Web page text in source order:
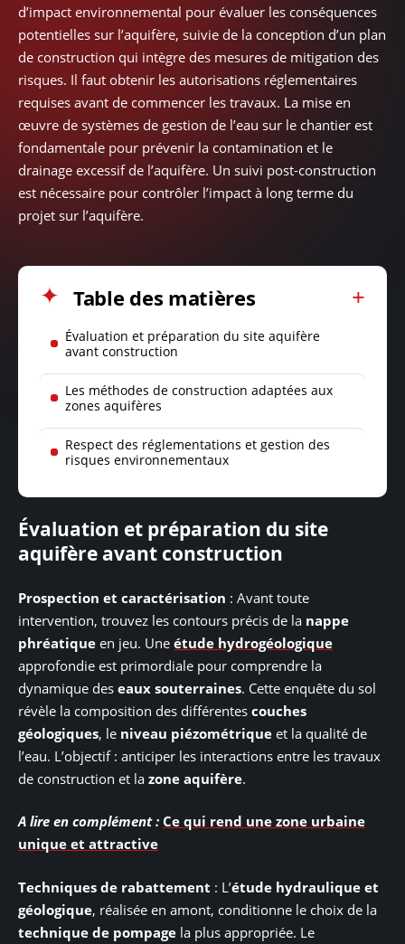
d’impact environnemental pour évaluer les conséquences
potentielles sur l’aquifère, suivie de la conception d’un plan
de construction qui intègre des mesures de mitigation des
risques. Il faut obtenir les autorisations réglementaires
requises avant de commencer les travaux. La mise en
œuvre de systèmes de gestion de l’eau sur le chantier est
fondamentale pour prévenir la contamination et le
drainage excessif de l’aquifère. Un suivi post-construction
est nécessaire pour contrôler l’impact à long terme du
projet sur l’aquifère.
Table des matières
Évaluation et préparation du site aquifère
avant construction
Les méthodes de construction adaptées aux
zones aquifères
Respect des réglementations et gestion des
risques environnementaux
Évaluation et préparation du site
aquifère avant construction
Prospection et caractérisation : Avant toute
intervention, trouvez les contours précis de la nappe
phréatique en jeu. Une étude hydrogéologique
approfondie est primordiale pour comprendre la
dynamique des eaux souterraines. Cette enquête du sol
révèle la composition des différentes couches
géologiques, le niveau piézométrique et la qualité de
l’eau. L’objectif : anticiper les interactions entre les travaux
de construction et la zone aquifère.
A lire en complément : Ce qui rend une zone urbaine
unique et attractive
Techniques de rabattement : L’étude hydraulique et
géologique, réalisée en amont, conditionne le choix de la
technique de pompage la plus appropriée. Le